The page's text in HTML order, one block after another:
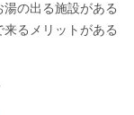
の出る施設がある
るメリットがある